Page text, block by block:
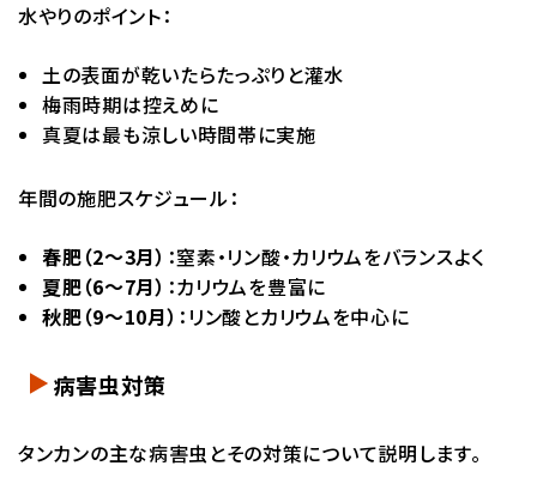
水やりのポイント：
土の表面が乾いたらたっぷりと灌水
梅雨時期は控えめに
真夏は最も涼しい時間帯に実施
年間の施肥スケジュール：
春肥（2～3月） ：窒素・リン酸・カリウムをバランスよく
夏肥（6～7月） ：カリウムを豊富に
秋肥（9～10月） ：リン酸とカリウムを中心に
病害虫対策
タンカンの主な病害虫とその対策について説明します。